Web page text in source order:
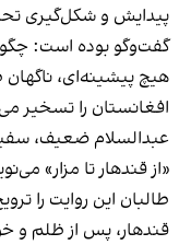
پیدایش و شکل‌گیری
گفت‌وگو بوده است:
افغانستان را تسخیر
عبدالسلام ضعیف،
«از قندهار تا مزار»
طالبان این روایت را
قندهار، پس از ظلم و